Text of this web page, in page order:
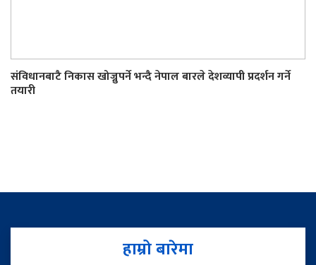
संविधानबाटै निकास खोज्नुपर्ने भन्दै नेपाल बारले देशव्यापी प्रदर्शन गर्ने
तयारी
हाम्रो बारेमा